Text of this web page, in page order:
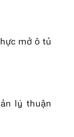
mở ô tủ
lý thuận